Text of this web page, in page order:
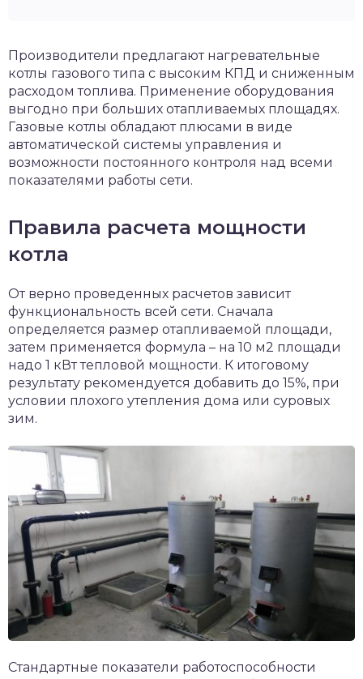
Производители предлагают нагревательные
котлы газового типа с высоким КПД и сниженным
расходом топлива. Применение оборудования
выгодно при больших отапливаемых площадях.
Газовые котлы обладают плюсами в виде
автоматической системы управления и
возможности постоянного контроля над всеми
показателями работы сети.
Правила расчета мощности
котла
От верно проведенных расчетов зависит
функциональность всей сети. Сначала
определяется размер отапливаемой площади,
затем применяется формула – на 10 м2 площади
надо 1 кВт тепловой мощности. К итоговому
результату рекомендуется добавить до 15%, при
условии плохого утепления дома или суровых
зим.
Стандартные показатели работоспособности